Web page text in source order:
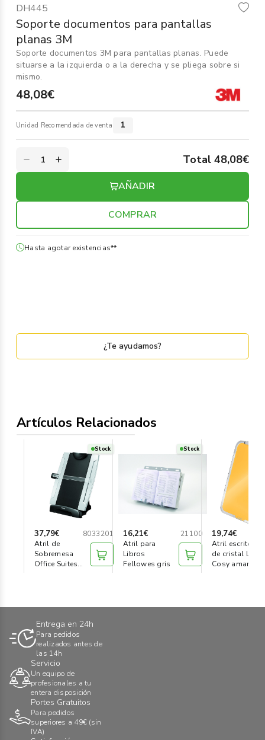
Servicios generales
Seguridad
Material Escolar
DH445
Soporte documentos para pantallas
planas 3M
Soporte documentos 3M para pantallas planas. Puede
situarse a la izquierda o a la derecha y se pliega sobre si
mismo.
48,08€
Unidad Recomendada de venta 1
Total 48,08€
AÑADIR
COMPRAR
Hasta agotar existencias**
¿Te ayudamos?
Artículos Relacionados
Stock
37,79€
8033201
Atril de
Sobremesa
Office Suites
Stock
16,21€
21100
Atril para
Libros
Fellowes gris
19,74€
Atril escritorio
de cristal Leitz
Cosy amarillo
Entrega en 24h
Para pedidos
realizados antes de
las 14h
Servicio
Un equipo de
profesionales a tu
entera disposición
Portes Gratuitos
Para pedidos
superiores a 49€ (sin
IVA)